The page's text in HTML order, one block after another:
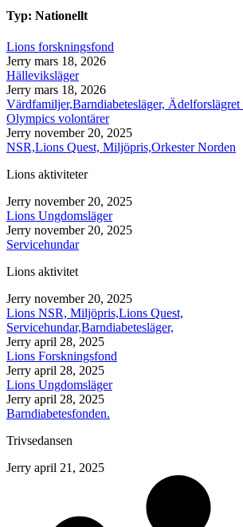
Typ: Nationellt
Lions forskningsfond
Jerry mars 18, 2026
Hälleviksläger
Jerry mars 18, 2026
Värdfamiljer,Barndiabetesläger, Ädelforslägret
Olympics volontärer
Jerry november 20, 2025
NSR,Lions Quest, Miljöpris,Orkester Norden
Lions aktiviteter
Jerry november 20, 2025
Lions Ungdomsläger
Jerry november 20, 2025
Servicehundar
Lions aktivitet
Jerry november 20, 2025
Lions NSR, Miljöpris,Lions Quest,
Servicehundar,Barndiabetesläger,
Jerry april 28, 2025
Lions Forskningsfond
Jerry april 28, 2025
Lions Ungdomsläger
Jerry april 28, 2025
Barndiabetesfonden.
Trivsedansen
Jerry april 21, 2025